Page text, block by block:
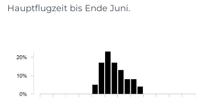
Hauptflugzeit bis Ende Juni.